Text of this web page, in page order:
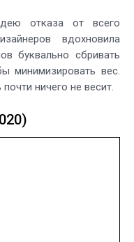
отказа от всего
вдохновила
буквально сбривать
минимизировать вес.
ничего не весит.